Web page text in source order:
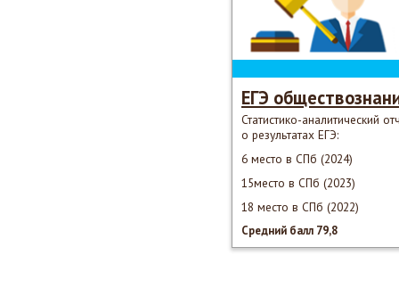
ЕГЭ
Статистико-аналитический
о результатах ЕГЭ:
6 место в СПб (2024)
15место в СПб (2023)
18 место в СПб (2022)
Средний балл 79,8